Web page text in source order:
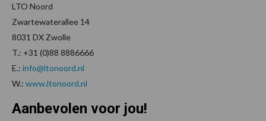
LTO Noord
Zwartewaterallee 14
8031 DX Zwolle
T.: +31 (0)88 8886666
E.: info@ltonoord.nl
W.: www.ltonoord.nl
Aanbevolen voor jou!